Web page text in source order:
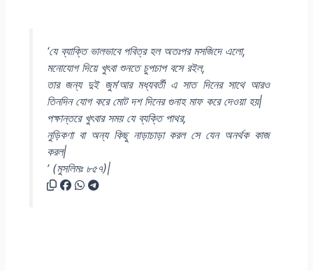
‘যে ব্যাক্তি ভালভাবে পবিত্র হল অতঃপর মসজিদে এলো,
মনোযোগ দিয়ে খুৎবা শুনতে চুপচাপ বসে রইল,
তার জন্য দুই জুম’আর মধ্যবর্তী এ সাত দিনের সাথে আরও
তিনদিন যোগ করে মোট দশ দিনের গুনাহ মাফ করে দেওয়া হয়|
পক্ষান্তরে খুৎবার সময় যে ব্যক্তি পাথর,
নুড়িকণা বা অন্য কিছু নাড়াচাড়া করল সে যেন অনর্থক কাজ
করল|
’ (মুসলিমঃ ৮৫৭)|